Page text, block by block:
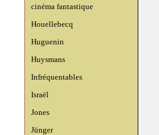
cinéma fantastique
Houellebecq
Huguenin
Huysmans
Infréquentables
Israël
Jones
Jünger